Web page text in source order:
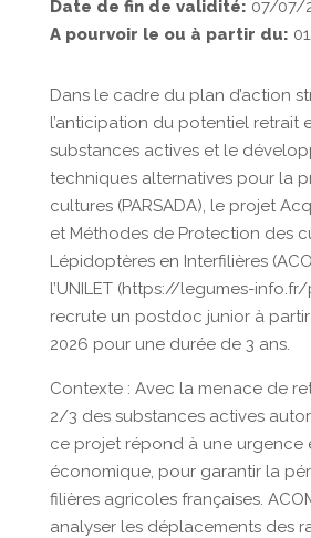
Date de fin de validité: 07/07/
A pourvoir le ou à partir du:
Dans le cadre du plan d’action
l’anticipation du potentiel retrait
substances actives et le
techniques alternatives pour la
cultures (PARSADA), le projet
et Méthodes de Protection des
Lépidoptères en Interfilières
l’UNILET (https://legumes-
recrute un postdoc junior à
2026 pour une durée de 3 ans.
Contexte : Avec la menace de
2/3 des substances actives
ce projet répond à une
économique, pour garantir la
filières agricoles françaises.
analyser les déplacements des